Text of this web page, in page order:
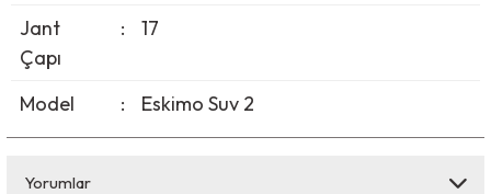
Jant
Çapı
: 17
Model : Eskimo Suv 2
Yorumlar